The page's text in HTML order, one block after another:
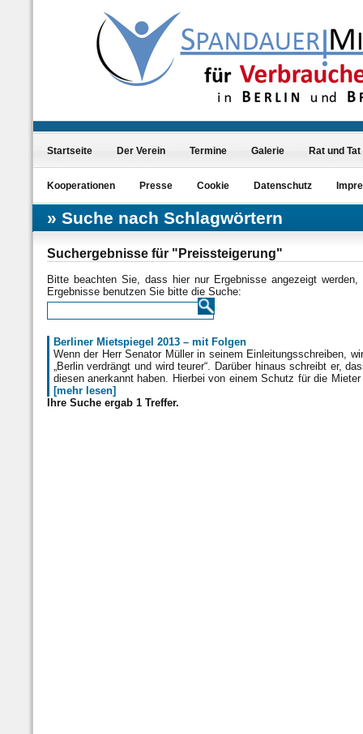
Startseite Der Verein Termine Galerie Rat und Tat
Kooperationen Presse Cookie Datenschutz
Suche nach Schlagwörtern
Suchergebnisse für "Preissteigerung"
Bitte beachten Sie, dass hier nur Ergebnisse angezeigt
Ergebnisse benutzen Sie bitte die Suche:
Berliner Mietspiegel 2013 – mit Folgen
Wenn der Herr Senator Müller in seinem Einleitungsschreiben,
„Berlin verdrängt und wird teurer“. Darüber hinaus schreibt er,
diesen anerkannt haben. Hierbei von einem Schutz für die
[mehr lesen]
Ihre Suche ergab 1 Treffer.